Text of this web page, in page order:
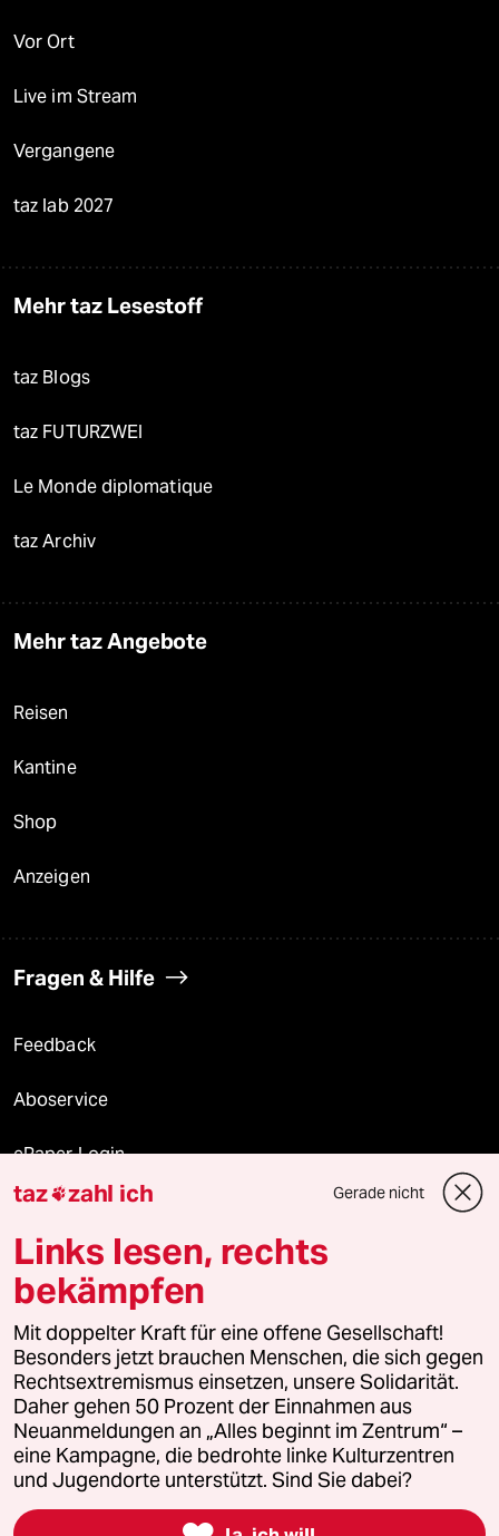
Vor Ort
Live im Stream
Vergangene
taz lab 2027
Mehr taz Lesestoff
taz Blogs
taz FUTURZWEI
Le Monde diplomatique
taz Archiv
Mehr taz Angebote
Reisen
Kantine
Shop
Anzeigen
Fragen & Hilfe
Feedback
Aboservice
ePaper Login
Downloads für Abonnierende
© 2026 taz Verlags und Vertriebs GmbH
Alle Rechte vorbehalten. Bei rechtlichen Fragen oder für Genehmigungen
wenden Sie sich bitte an
lizenzen@taz.de
Feedback Redaktionsstatut Kommune-Richtlinien
Leitlinie Informant Datenschutz Impressum AGB
Seitenwende Einwilligungen widerrufen (Ads)
taz zahl ich Gerade nicht
Links lesen, rechts
bekämpfen
Mit doppelter Kraft für eine offene Gesellschaft!
Besonders jetzt brauchen Menschen, die sich gegen
Rechtsextremismus einsetzen, unsere Solidarität.
Daher gehen 50 Prozent der Einnahmen aus
Neuanmeldungen an „Alles beginnt im Zentrum“ –
eine Kampagne, die bedrohte linke Kulturzentren
und Jugendorte unterstützt. Sind Sie dabei?